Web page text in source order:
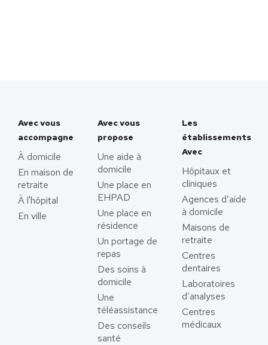
Avec vous
accompagne
À domicile
En maison de
retraite
À l'hôpital
En ville
Avec vous
propose
Une aide à
domicile
Une place en
EHPAD
Une place en
résidence
Un portage de
repas
Des soins à
domicile
Une
téléassistance
Des conseils
santé
Les
établissements
Avec
Hôpitaux et
cliniques
Agences d’aide
à domicile
Maisons de
retraite
Centres
dentaires
Laboratoires
d’analyses
Centres
médicaux